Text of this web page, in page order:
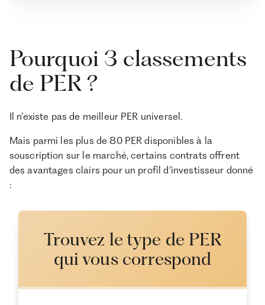
Pourquoi 3 classements
de PER ?
Il n’existe pas de meilleur PER universel.
Mais parmi les plus de 80 PER disponibles à la
souscription sur le marché, certains contrats offrent
des avantages clairs pour un profil d’investisseur donné
:
Trouvez le type de PER
qui vous correspond